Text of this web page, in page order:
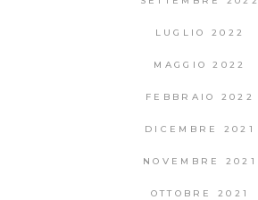
LUGLIO 2022
MAGGIO 2022
FEBBRAIO 2022
DICEMBRE 2021
NOVEMBRE 2021
OTTOBRE 2021